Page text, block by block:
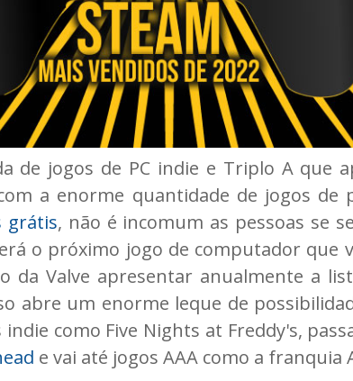
de jogos de PC indie e Triplo A que
a enorme quantidade de jogos de
grátis, não é incomum as pessoas se
o próximo jogo de computador que
da Valve apresentar anualmente a
abre um enorme leque de
como Five Nights at Freddy's,
e vai até jogos AAA como a franquia